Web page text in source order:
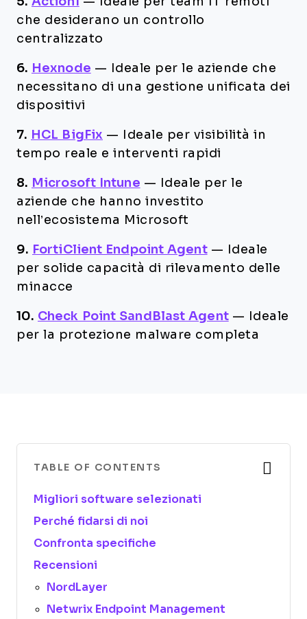
che desiderano un controllo
centralizzato
6. Hexnode —
Ideale per le aziende che
necessitano di una gestione unificata dei
dispositivi
7. HCL BigFix —
Ideale per visibilità in
tempo reale e interventi rapidi
8. Microsoft Intune —
Ideale per le
aziende che hanno investito
nell’ecosistema Microsoft
9. FortiClient Endpoint Agent —
Ideale
per solide capacità di rilevamento delle
minacce
10. Check Point SandBlast Agent —
Ideale
per la protezione malware completa
TABLE OF CONTENTS
Migliori software selezionati
Perché fidarsi di noi
Confronta specifiche
Recensioni
NordLayer
Netwrix Endpoint Management